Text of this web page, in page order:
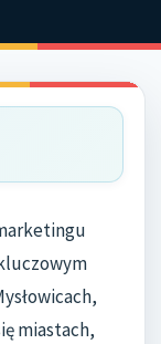
miastach,